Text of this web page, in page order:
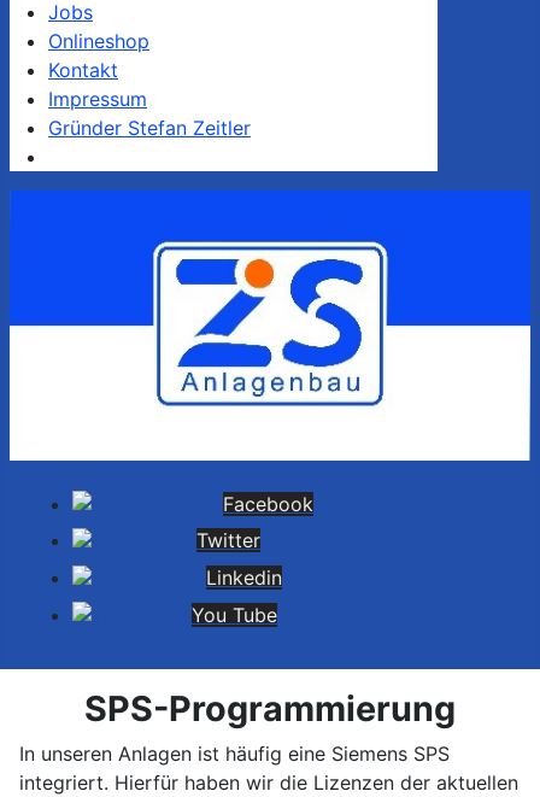
Jobs
Onlineshop
Kontakt
Impressum
Gründer Stefan Zeitler
Facebook
Twitter
Linkedin
You Tube
SPS-Programmierung
In unseren Anlagen ist häufig eine Siemens SPS
integriert. Hierfür haben wir die Lizenzen der aktuellen